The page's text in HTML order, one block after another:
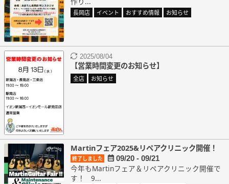
長岡店 イベント おすすめ情報 お知らせ
2025/08/04
【営業時間変更のお知らせ】
全店 お知らせ
Martinフェア2025&リペアクリニック開催！
終了しました 09/20 - 09/21
今年もMartinフェア＆リペアクリニック開催で
す！ 9...